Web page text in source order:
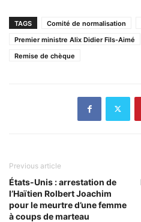
TAGS Comité de normalisation
Premier ministre Alix Didier Fils-Aimé
Remise de chèque
Previous article
États-Unis : arrestation de
l’Haïtien Rolbert Joachim
pour le meurtre d’une femme
à coups de marteau